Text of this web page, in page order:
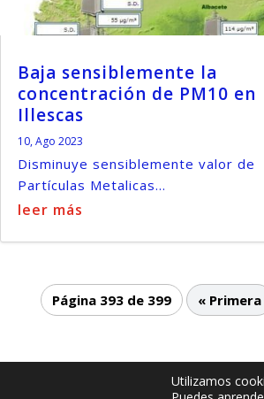
Baja sensiblemente la
concentración de PM10 en
Illescas
10, Ago 2023
Disminuye sensiblemente valor de
Partículas Metalicas...
leer más
Página 393 de 399 « Primera
Team - 2013 - 2025
Utilizamos